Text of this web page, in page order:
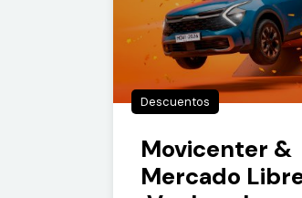
Descuentos
Movicenter &
Mercado